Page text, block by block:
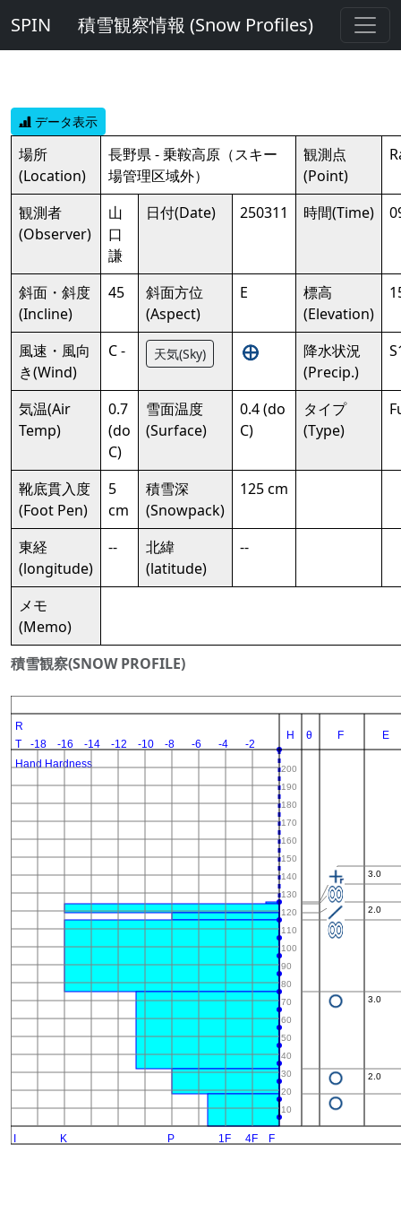
SPIN 積雪観察情報 (Snow Profiles)
データ表示
積雪観察(SNOW PROFILE)
場所
(Location)
長野県 - 乗鞍高原（スキー
場管理区域外）
観測点
(Point)
観測者
(Observer)
山
口
謙
日付(Date) 250311 時間(Time)
斜面・斜度
(Incline)
45
斜面方位
(Aspect)
E
標高
(Elevation)
風速・風向
き(Wind)
C - 天気(Sky)
降水状況
(Precip.)
気温(Air
Temp)
0.7
(do
C)
雪面温度
(Surface)
0.4 (do
C)
タイプ
(Type)
靴底貫入度
(Foot Pen)
5
cm
積雪深
(Snowpack)
125 cm
東経
(longitude)
--
北緯
(latitude)
--
メモ
(Memo)